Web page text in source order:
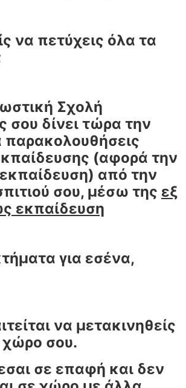
να πετύχεις όλα τα
Σχολή
σου δίνει τώρα την
παρακολουθήσεις
(αφορά την
από την
σου, μέσω της εξ
εκπαίδευση
για εσένα,
να μετακινηθείς
σου.
σε επαφή και δεν